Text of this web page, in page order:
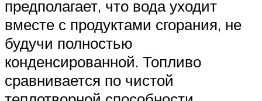
предполагает, что вода уходит
вместе с продуктами сгорания, не
будучи полностью
конденсированной. Топливо
сравнивается по чистой